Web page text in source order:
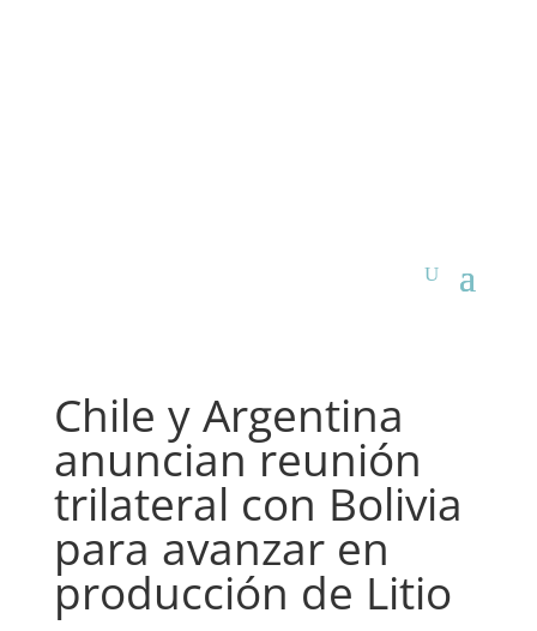
Chile y Argentina
anuncian reunión
trilateral con Bolivia
para avanzar en
producción de Litio